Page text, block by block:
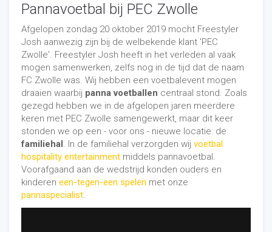
Pannavoetbal bij PEC Zwolle
Afgelopen zondag 20 oktober 2019 mocht Freestyler
Josh aanwezig zijn bij de welbekende klant 'PEC
Zwolle'. Freestyler Josh heeft in het verleden al vaak
mogen samenwerken, zelfs nog in de tijd dat de naam
FC Zwolle was. Wij hebben een voetbalevent mogen
draaien waarbij panna voetballen centraal stond. Zoals
gezegd hebben we in de afgelopen jaren meerdere
keren met PEC Zwolle samengewerkt, maar dit keer
stonden we op een - voor ons - nieuwe locatie: de
familiehal. In de familiehal verzorgden wij voetbal
hospitality entertainment middels pannavoetbal.
Voorafgaand aan de wedstrijd konden ouders en
kinderen een-tegen-een spelen met onze
pannaspecialist.